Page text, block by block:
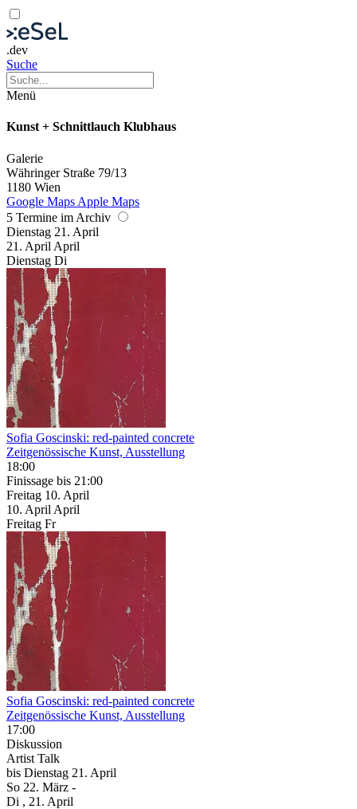
.dev
Suche
Menü
Kunst + Schnittlauch Klubhaus
Galerie
Währinger Straße 79/13
1180 Wien
Google Maps Apple Maps
5 Termine im Archiv
Dienstag 21. April
21. April April
Dienstag Di
Sofia Goscinski: red-painted concrete
Zeitgenössische Kunst, Ausstellung
18:00
Finissage bis 21:00
Freitag 10. April
10. April April
Freitag Fr
Sofia Goscinski: red-painted concrete
Zeitgenössische Kunst, Ausstellung
17:00
Diskussion
Artist Talk
bis Dienstag 21. April
So 22. März -
Di , 21. April